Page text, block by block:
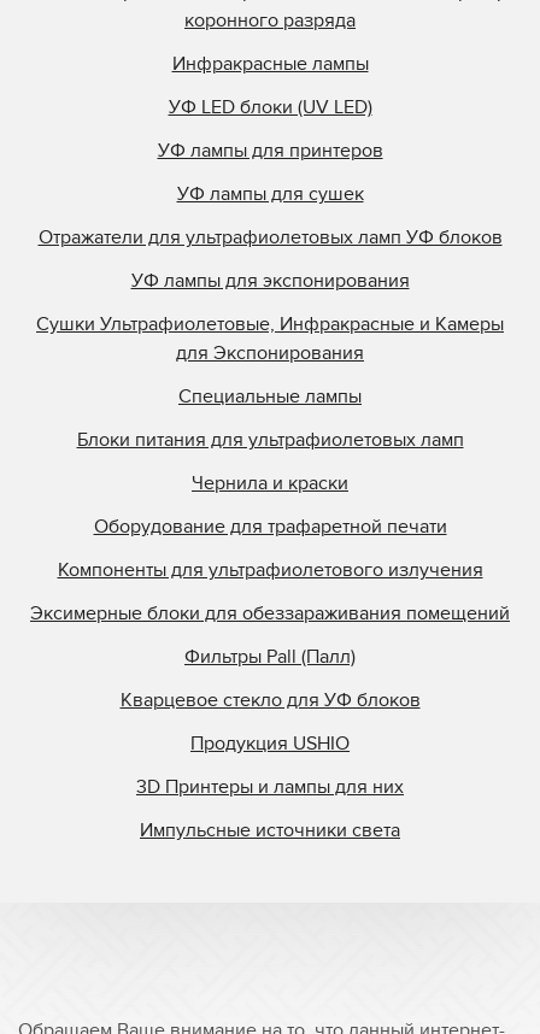
коронного разряда
Инфракрасные лампы
УФ LED блоки (UV LED)
УФ лампы для принтеров
УФ лампы для сушек
Отражатели для ультрафиолетовых ламп УФ блоков
УФ лампы для экспонирования
Сушки Ультрафиолетовые, Инфракрасные и Камеры
для Экспонирования
Специальные лампы
Блоки питания для ультрафиолетовых ламп
Чернила и краски
Оборудование для трафаретной печати
Компоненты для ультрафиолетового излучения
Эксимерные блоки для обеззараживания помещений
Фильтры Pall (Палл)
Кварцевое стекло для УФ блоков
Продукция USHIO
3D Принтеры и лампы для них
Импульсные источники света